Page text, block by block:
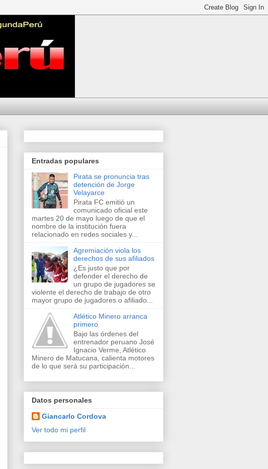
Entradas populares
Pirata se pronuncia tras
detención de Jorge
Velayarce
Pirata FC emitió un
comunicado oficial este
martes 20 de mayo luego de que el
nombre de la institución fuera
relacionado en redes sociales y...
Agremiación viola los
derechos de sus afiliados
¿Es justo que por
defender el derecho de
un grupo de jugadores se
violente el derecho de trabajo de otro
mayor grupo de jugadores o afiliado...
Atlético Minero arranca
primero
Bajo las órdenes del
entrenador peruano José
Ignacio Verme, Atlético
Minero de Matucana, calienta motores
de lo que será su participación...
Datos personales
Giancarlo Cordova
Ver todo mi perfil